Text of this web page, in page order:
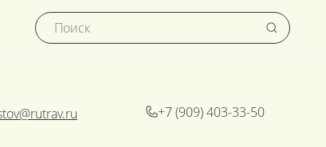
+7 (909) 403-33-50